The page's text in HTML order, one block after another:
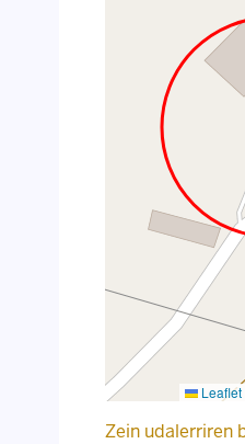
Leaflet
Zein udalerriren